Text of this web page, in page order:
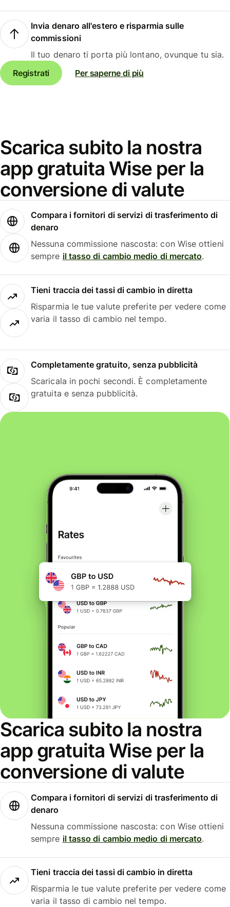
Invia denaro all'estero e risparmia sulle
commissioni
Il tuo denaro ti porta più lontano, ovunque tu sia.
Registrati
Per saperne di più
Scarica subito la nostra
app gratuita Wise per la
conversione di valute
Compara i fornitori di servizi di trasferimento di
denaro
Nessuna commissione nascosta: con Wise ottieni
sempre il tasso di cambio medio di mercato.
Tieni traccia dei tassi di cambio in diretta
Risparmia le tue valute preferite per vedere come
varia il tasso di cambio nel tempo.
Completamente gratuito, senza pubblicità
Scaricala in pochi secondi. È completamente
gratuita e senza pubblicità.
Scarica subito la nostra
app gratuita Wise per la
conversione di valute
Compara i fornitori di servizi di trasferimento di
denaro
Nessuna commissione nascosta: con Wise ottieni
sempre il tasso di cambio medio di mercato.
Tieni traccia dei tassi di cambio in diretta
Risparmia le tue valute preferite per vedere come
varia il tasso di cambio nel tempo.